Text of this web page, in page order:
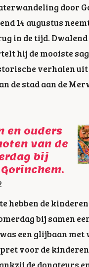
door
14 augustus
in de tijd.
hij de mooiste
verhalen uit
de stad aan de
en ouders
van de
bij
hebben de
bij samen
een glijbaan met
voor de